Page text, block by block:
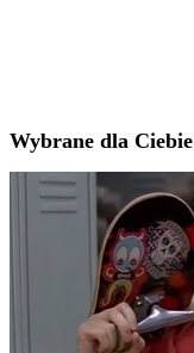
Wybrane dla Ciebie